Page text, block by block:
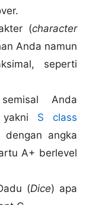
(character
Anda namun
seperti
Anda
S class
dengan angka
A+ berlevel
(Dice) apa